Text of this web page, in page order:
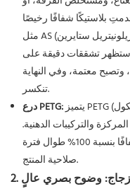
بلاستيكًا شفافًا رخيصًا
مثل AS (أكريلونيتريل ستايرين) لأداة التطبيق، فإن هذه الزيوت ستتفاعل
ستظهر تشققات دقيقة على
معتمة، وفي النهاية
تنكسر.
درع PETG:يتميز PETG (بولي إيثيلين تيريفثالات جليكول) بمقاومة كيميائية
والتركيبات الدهنية.
سيبقى جهاز التطبيق سليمًا تمامًا وشفافًا بنسبة 100% طوال فترة
صلاحية المنتج.
وضوح بصري عالٍ